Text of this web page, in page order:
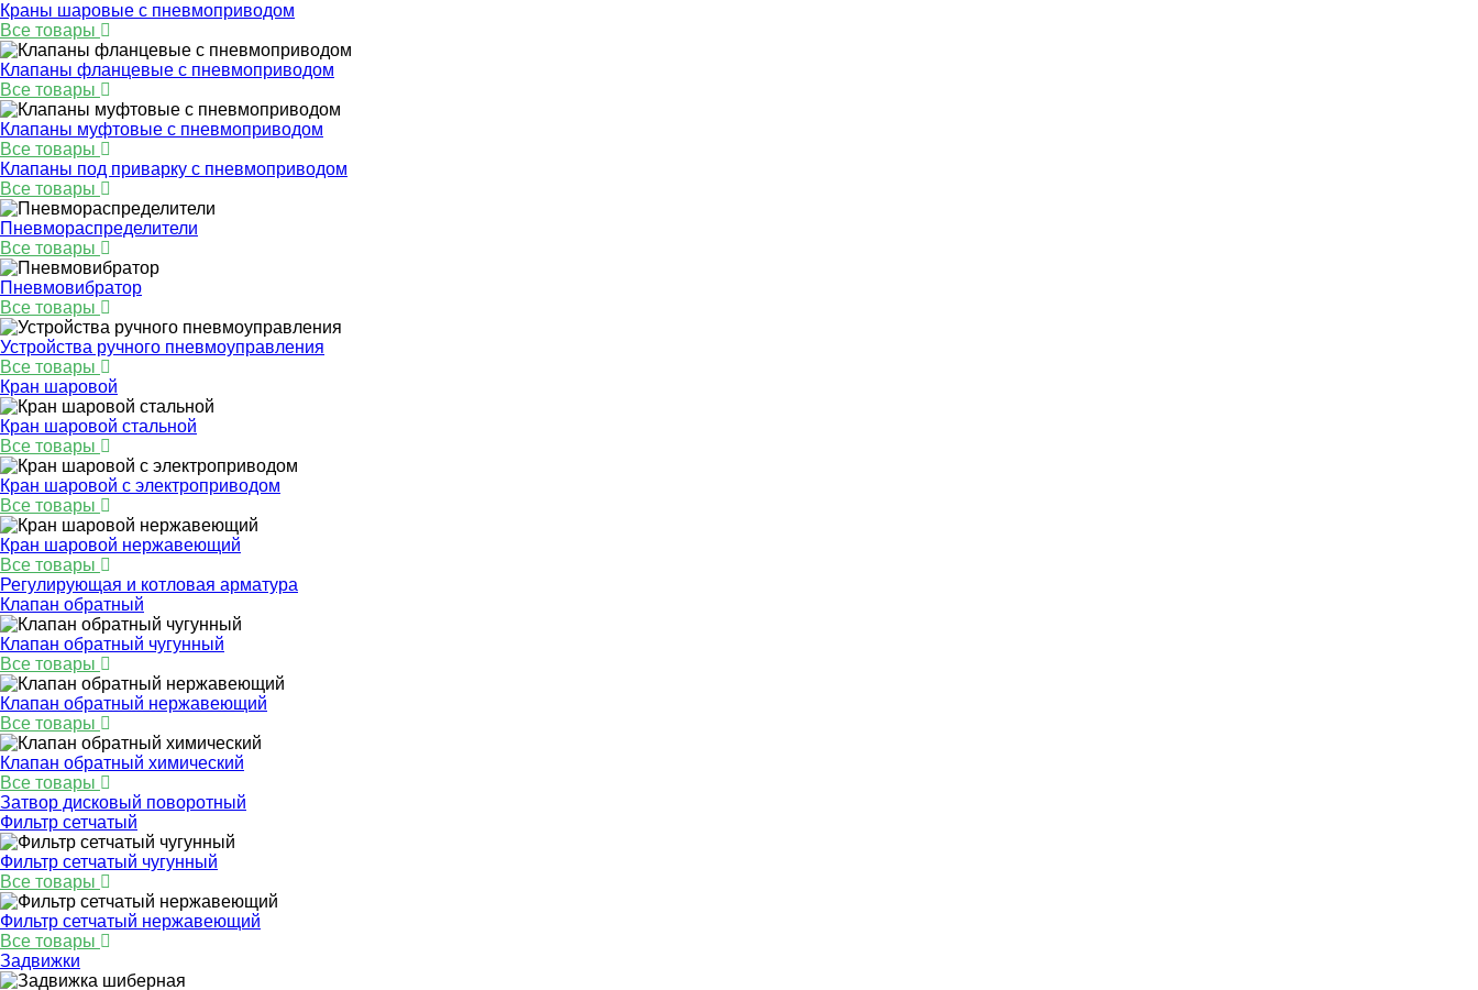
Краны шаровые с пневмоприводом
Все товары
Клапаны фланцевые с пневмоприводом
Все товары
Клапаны муфтовые с пневмоприводом
Все товары
Клапаны под приварку с пневмоприводом
Все товары
Пневмораспределители
Все товары
Пневмовибратор
Все товары
Устройства ручного пневмоуправления
Все товары
Кран шаровой
Кран шаровой стальной
Все товары
Кран шаровой с электроприводом
Все товары
Кран шаровой нержавеющий
Все товары
Регулирующая и котловая арматура
Клапан обратный
Клапан обратный чугунный
Все товары
Клапан обратный нержавеющий
Все товары
Клапан обратный химический
Все товары
Затвор дисковый поворотный
Фильтр сетчатый
Фильтр сетчатый чугунный
Все товары
Фильтр сетчатый нержавеющий
Все товары
Задвижки